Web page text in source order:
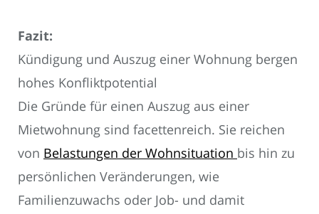
Fazit:
Kündigung und Auszug einer Wohnung bergen
hohes Konfliktpotential
Die Gründe für einen Auszug aus einer
Mietwohnung sind facettenreich. Sie reichen
von Belastungen der Wohnsituation bis hin zu
persönlichen Veränderungen, wie
Familienzuwachs oder Job- und damit